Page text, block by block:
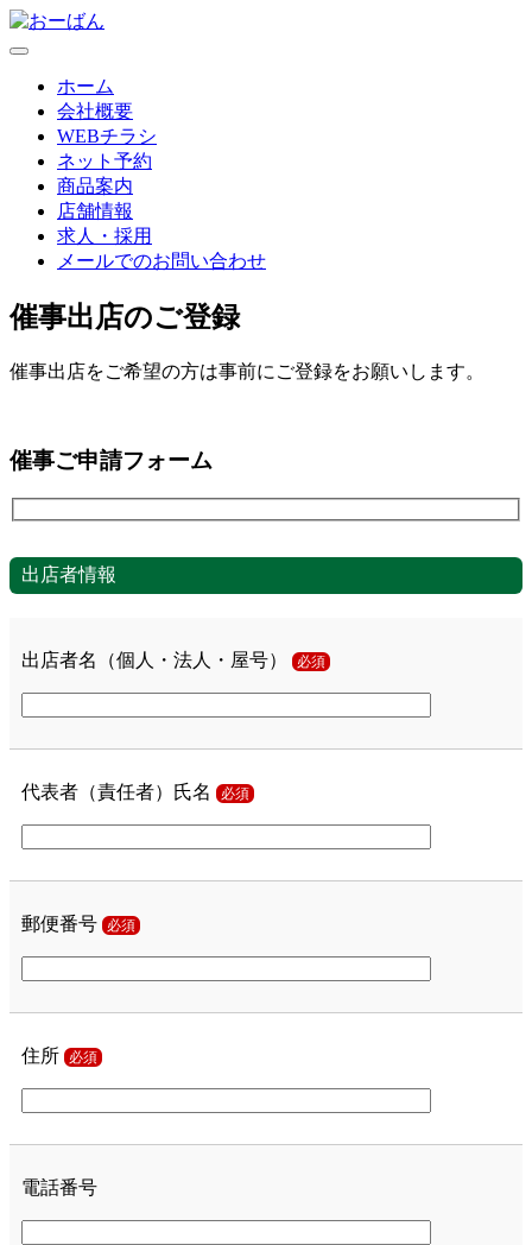
ホーム
会社概要
WEBチラシ
ネット予約
商品案内
店舗情報
求人・採用
メールでのお問い合わせ
催事出店のご登録
催事出店をご希望の方は事前にご登録をお願いします。
催事ご申請フォーム
出店者情報
出店者名（個人・法人・屋号） 必須
代表者（責任者）氏名 必須
郵便番号 必須
住所 必須
電話番号